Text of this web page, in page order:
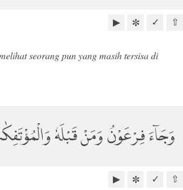
⇧
✓
✼
▶
seorang pun yang masih tersisa di
وَجَاۤءَ فِرْعَوْنُ وَمَنْ قَبْلَهٗ
⇧
✓
✼
▶